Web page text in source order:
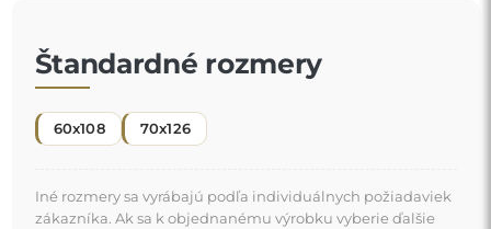
Štandardné rozmery
60x108 70x126
Iné rozmery sa vyrábajú podľa individuálnych požiadaviek
zákazníka. Ak sa k objednanému výrobku vyberie ďalšie